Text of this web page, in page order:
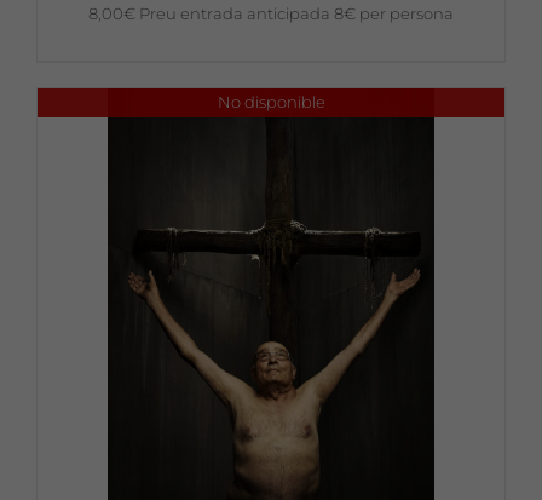
8,00€ Preu entrada anticipada 8€ per persona
No disponible